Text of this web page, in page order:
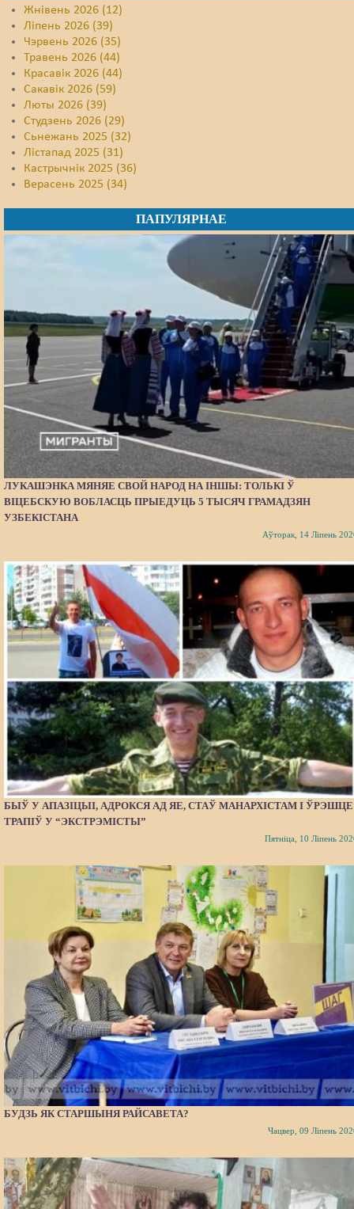
Жнівень 2026 (12)
Ліпень 2026 (39)
Чэрвень 2026 (35)
Травень 2026 (44)
Красавік 2026 (44)
Сакавік 2026 (59)
Люты 2026 (39)
Студзень 2026 (29)
Сьнежань 2025 (32)
Лістапад 2025 (31)
Кастрычнік 2025 (36)
Верасень 2025 (34)
ПАПУЛЯРНАЕ
ЛУКАШЭНКА МЯНЯЕ СВОЙ НАРОД НА ІНШЫ: ТОЛЬКІ Ў
ВІЦЕБСКУЮ ВОБЛАСЦЬ ПРЫЕДУЦЬ 5 ТЫСЯЧ ГРАМАДЗЯН
УЗБЕКІСТАНА
Аўторак, 14 Ліпень
БЫЎ У АПАЗІЦЫІ, АДРОКСЯ АД ЯЕ, СТАЎ МАНАРХІСТАМ І ЎРЭШЦЕ
ТРАПІЎ У “ЭКСТРЭМІСТЫ”
Пятніца, 10 Ліпень
БУДЗЬ ЯК СТАРШЫНЯ РАЙСАВЕТА?
Чацвер, 09 Ліпень
Сацыяльныя правы